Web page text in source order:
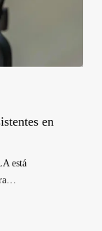
en
está